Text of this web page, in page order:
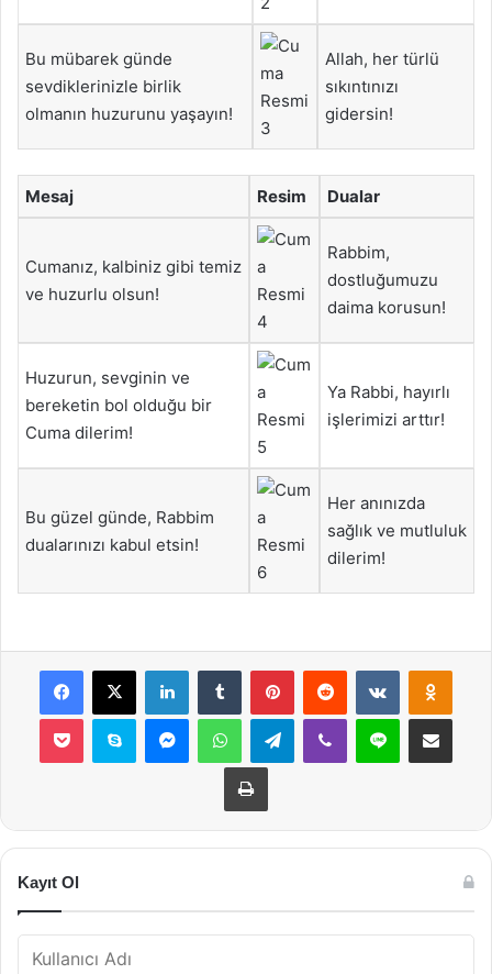
Bu mübarek günde
sevdiklerinizle birlik
olmanın huzurunu yaşayın!
Allah, her türlü
sıkıntınızı
gidersin!
Mesaj Resim Dualar
Cumanız, kalbiniz gibi temiz
ve huzurlu olsun!
Rabbim,
dostluğumuzu
daima korusun!
Huzurun, sevginin ve
bereketin bol olduğu bir
Cuma dilerim!
Ya Rabbi, hayırlı
işlerimizi arttır!
Bu güzel günde, Rabbim
dualarınızı kabul etsin!
Her anınızda
sağlık ve mutluluk
dilerim!
Facebook
X LinkedInTumblr PinterestReddit VKontakte
Pocket Skype MessengerWhatsAppTelegramViber Line E-Posta ile
Yazdır
Kayıt Ol